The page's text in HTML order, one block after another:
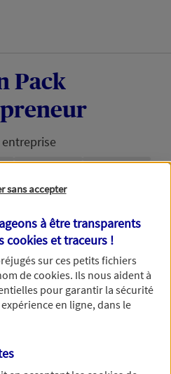
Pack
entreprise avec
nous pouvons vous
votre demande de
sans accepter
à être transparents
cookies et traceurs !
sur ces petits fichiers
decookies. Ils nous aident à
pour garantir la sécurité
en ligne, dans le